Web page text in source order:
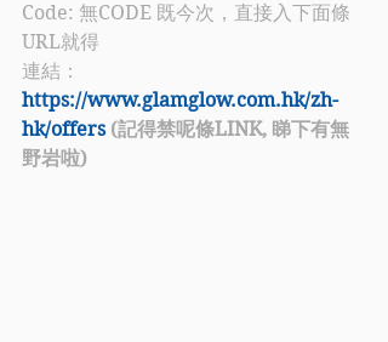
Code: 無CODE 既今次，直接入下面條
URL就得
連結：
https://www.glamglow.com.hk/zh-
hk/offers (記得禁呢條LINK, 睇下有無
野岩啦)